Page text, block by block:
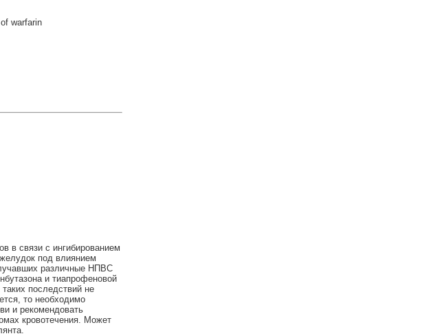
warfarin
в связи с ингибированием
под влиянием
различные НПВС
и тиапрофеновой
последствий не
то необходимо
и рекомендовать
кровотечения. Может